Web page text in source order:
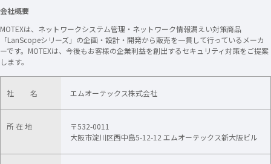
会社概要
MOTEXは、ネットワークシステム管理・ネットワーク情報漏えい対策商品
「LanScopeシリーズ」の企画・設計・開発から販売を一貫して行っているメーカ
ーです。MOTEXは、今後もお客様の企業利益を創出するセキュリティ対策をご提案
します。
社 名 エムオーテックス株式会社
所 在 地
〒532-0011
大阪市淀川区西中島5-12-12 エムオーテックス新大阪ビル